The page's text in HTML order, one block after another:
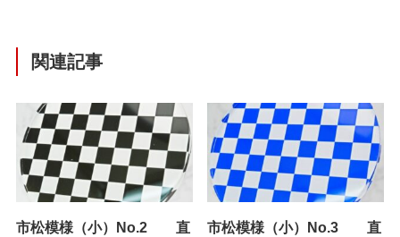
関連記事
市松模様（小）No.2 直
市松模様（小）No.3 直